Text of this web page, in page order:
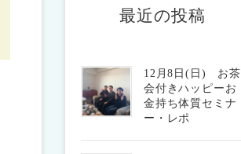
最近の投稿
12月8日(日) お茶
会付きハッピーお
金持ち体質セミナ
ー・レポ